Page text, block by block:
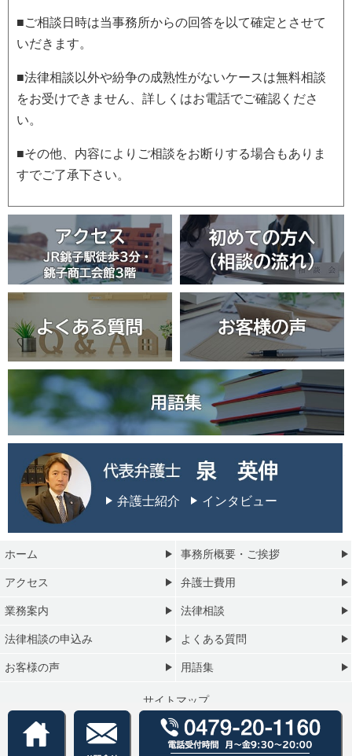
■ご相談日時は当事務所からの回答を以て確定とさせて
いだきます。
■法律相談以外や紛争の成熟性がないケースは無料相談
をお受けできません、詳しくはお電話でご確認くださ
い。
■その他、内容によりご相談をお断りする場合もありま
すでご了承下さい。
弁護士紹介 インタビュー
ホーム 事務所概要・ご挨拶
アクセス 弁護士費用
業務案内 法律相談
法律相談の申込み よくある質問
お客様の声 用語集
サイトマップ
プライバシーポリシー